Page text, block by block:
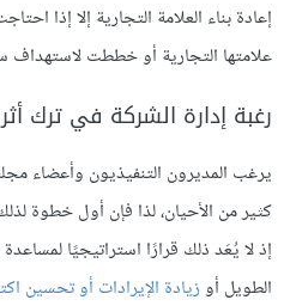
إعادة بناء العلامة التجارية إلا إذا
علامتها التجارية أو خططت
رغبة إدارة الشركة في ترك
يرغب المديرون التنفيذيون وأعضاء
كثير من الأحيان، لذا فإن أول خطوة
إذ لا يُعَد ذلك قرارًا استراتيجيًا
الطويل أوزيادة الإيرادات أو تحسين